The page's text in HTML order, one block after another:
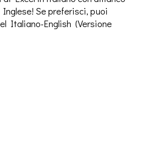
Se preferisci, puoi
Italiano-English (Versione